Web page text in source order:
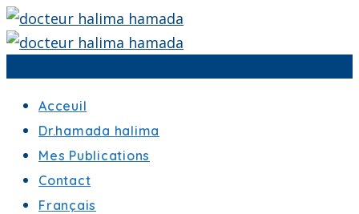
Acceuil
Dr.hamada halima
Mes Publications
Contact
Français